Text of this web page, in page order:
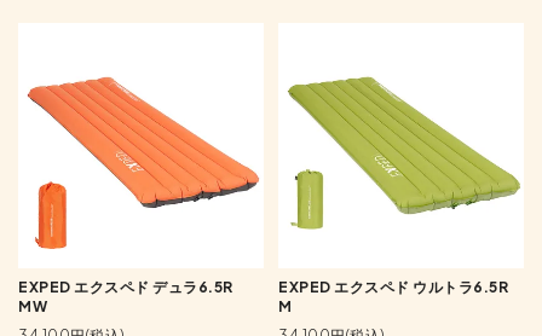
EXPED エクスペド デュラ6.5R
MW
EXPED エクスペド ウルトラ6.5R
M